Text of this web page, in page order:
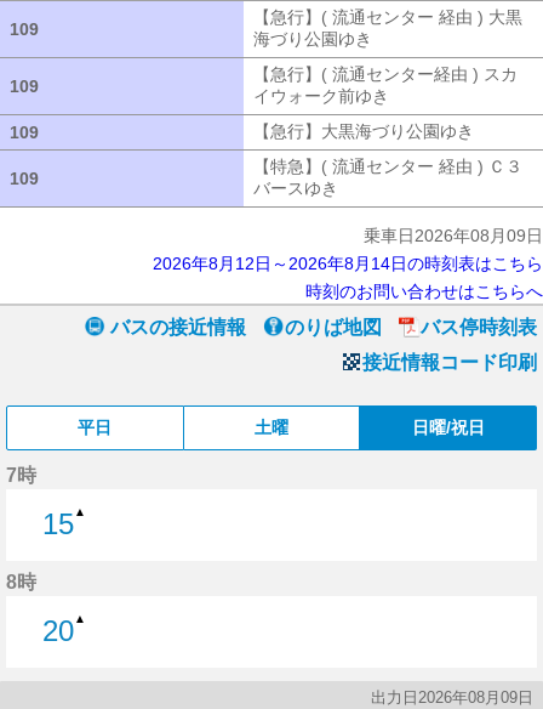
109
【急行】( 流通センター 経由 ) 大黒
海づり公園ゆき
109
【急行】( 流通センター経由 ) スカ
イウォーク前ゆき
109
【急行】大黒海づり公園ゆき
109
【特急】( 流通センター 経由 ) Ｃ３
バースゆき
乗車日2026年08月09日
2026年8月12日～2026年8月14日の時刻表はこちら
時刻のお問い合わせはこちらへ
バスの接近情報 のりば地図
バス停時刻表
接近情報コード印刷
平日 土曜 日曜/祝日
7時
15▲
8時
20▲
出力日2026年08月09日